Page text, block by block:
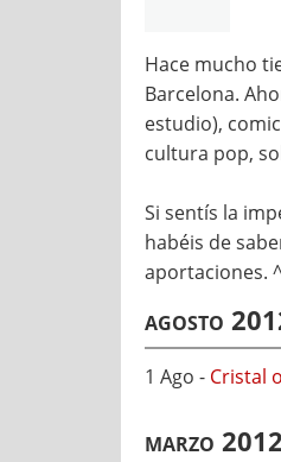
Hace mucho
Barcelona.
estudio),
cultura pop,
Si sentís la
habéis de
aportaciones.
agosto
1 Ago - Cristal
marzo 2012